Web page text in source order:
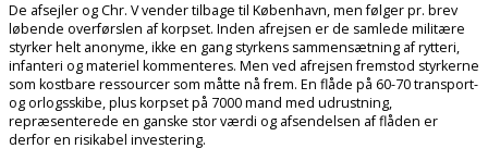
De afsejler og Chr. V vender tilbage til København, men følger pr. brev
løbende overførslen af korpset. Inden afrejsen er de samlede militære
styrker helt anonyme, ikke en gang styrkens sammensætning af rytteri,
infanteri og materiel kommenteres. Men ved afrejsen fremstod styrkerne
som kostbare ressourcer som måtte nå frem. En flåde på 60-70 transport-
og orlogsskibe, plus korpset på 7000 mand med udrustning,
repræsenterede en ganske stor værdi og afsendelsen af flåden er
derfor en risikabel investering.